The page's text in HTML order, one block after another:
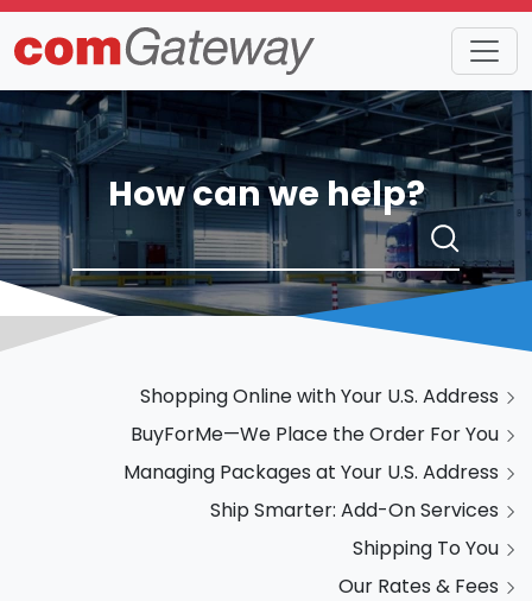
How can we help?
Shopping Online with Your U.S. Address
BuyForMe—We Place the Order For You
Managing Packages at Your U.S. Address
Ship Smarter: Add-On Services
Shipping To You
Our Rates & Fees